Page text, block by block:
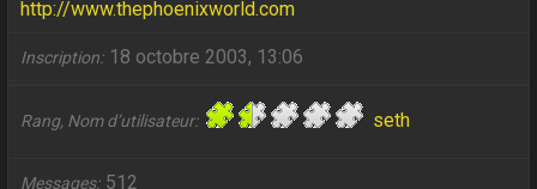
http://www.thephoenixworld.com
Inscription 18 octobre 2003, 13:06
Rang, Nom d’utilisateur seth
Messages 512